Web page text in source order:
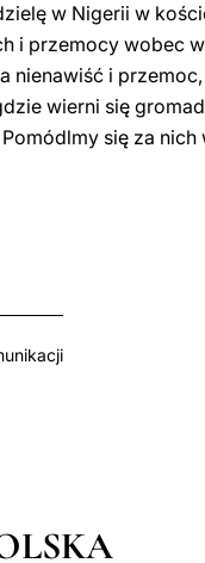
w Nigerii w
i przemocy wobec
nienawiść i
wierni się
się za nich